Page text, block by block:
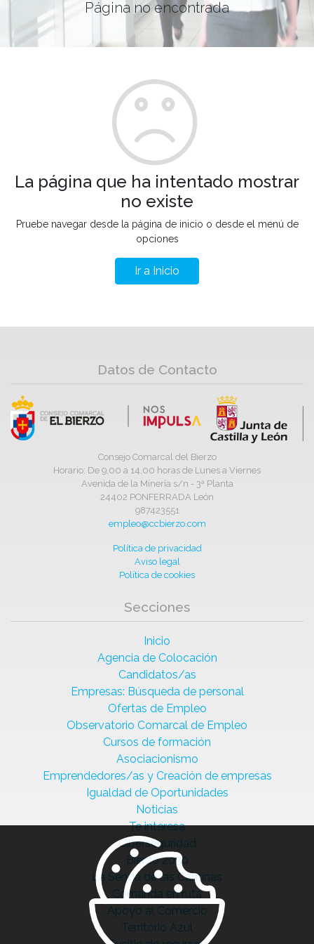
Página no encontrada
La página que ha intentado mostrar
no existe
Pruebe navegar desde la página de inicio o desde el menú de
opciones
Ir a Inicio
Datos de Contacto
Consejo Comarcal del Bierzo
Horario: De 9,00 a 14,00 horas de Lunes a Viernes
Avenida de la Minería s/n - 3ª Planta
24402 PONFERRADA León
987423551
empleo@ccbierzo.com
Política de privacidad
Aviso legal
Política de cookies
Secciones
Inicio
Agencia de Colocación
Candidatos/as
Empresas: Búsqueda de personal
Ofertas de Empleo
Observatorio Comarcal de Empleo
Cursos de formación
Asociacionismo
Emprendedores/as y Creación de empresas
Igualdad de Oportunidades
Noticias
Te interesa
Ciberseguridad
Bierzo 2030
La Senda de las Cantinas
Comanda en ruta
Apoyo al Comercio
Territorio Azul